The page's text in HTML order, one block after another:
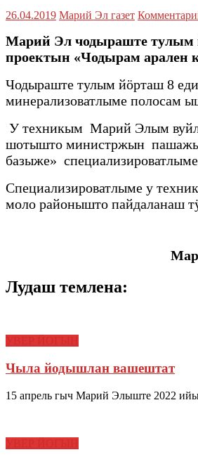
26.04.2019 Марий Эл газет
Марий Эл чодыраште тулым
проектын «Чодырам
Чодыраште тулым йӧрташ 8
минерализоватлыме полосам
У техникым Марий Элым
шотышто министржын
базыже»
Специализироватлыме у
моло районышто пайдаланаш
Лудаш темлена:
Чыла йодышлан вашештат
15 апрель гыч Марий Элыште 2022